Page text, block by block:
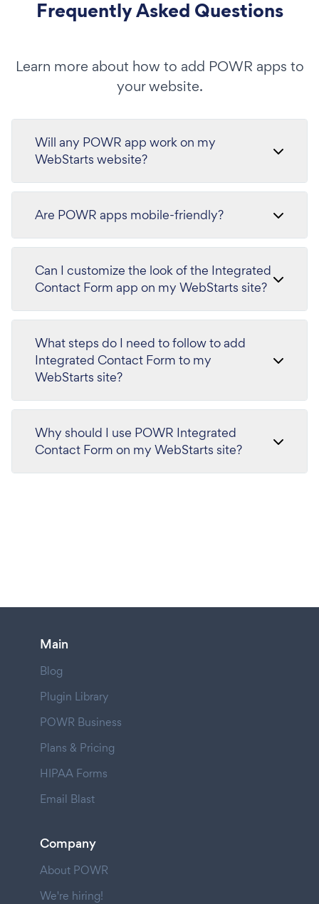
Frequently Asked Questions
Learn more about how to add POWR apps to
your website.
Will any POWR app work on my
WebStarts website?
Are POWR apps mobile-friendly?
Can I customize the look of the Integrated
Contact Form app on my WebStarts site?
What steps do I need to follow to add
Integrated Contact Form to my
WebStarts site?
Why should I use POWR Integrated
Contact Form on my WebStarts site?
Main
Blog
Plugin Library
POWR Business
Plans & Pricing
HIPAA Forms
Email Blast
Company
About POWR
We're hiring!